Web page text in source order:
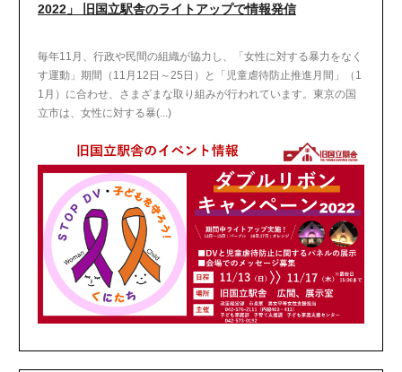
2022」 旧国立駅舎のライトアップで情報発信
毎年11月、行政や民間の組織が協力し、「女性に対する暴力をなく
す運動」期間（11月12日～25日）と「児童虐待防止推進月間」（1
1月）に合わせ、さまざまな取り組みが行われています。東京の国
立市は、女性に対する暴(...)